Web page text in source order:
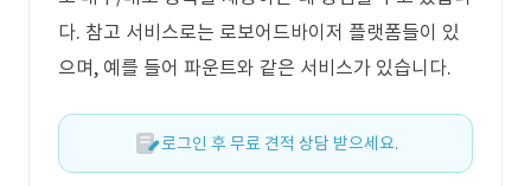
다. 참고 서비스로는 로보어드바이저 플랫폼들이 있
으며, 예를 들어 파운트와 같은 서비스가 있습니다.
로그인 후 무료 견적 상담 받으세요.